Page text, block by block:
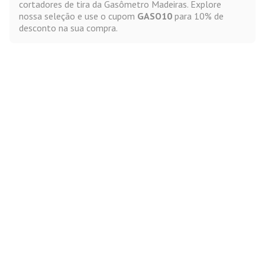
cortadores de tira da Gasômetro Madeiras. Explore
nossa seleção e use o cupom GASO10 para 10% de
desconto na sua compra.